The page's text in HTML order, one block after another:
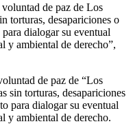
de paz de Los
torturas, desapariciones o
dialogar su eventual
y ambiental de derecho”,
de paz de “Los
sin torturas, desapariciones
para dialogar su eventual
y ambiental de derecho.